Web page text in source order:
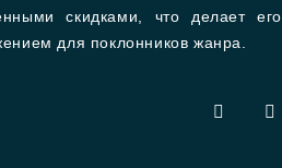
скидками, что делает его
для поклонников жанра.